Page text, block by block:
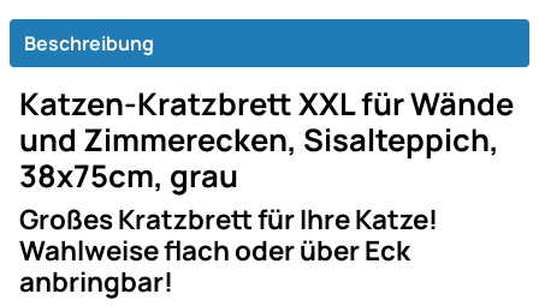
Beschreibung
Katzen-Kratzbrett XXL für Wände
und Zimmerecken, Sisalteppich,
38x75cm, grau
Großes Kratzbrett für Ihre Katze!
Wahlweise flach oder über Eck
anbringbar!